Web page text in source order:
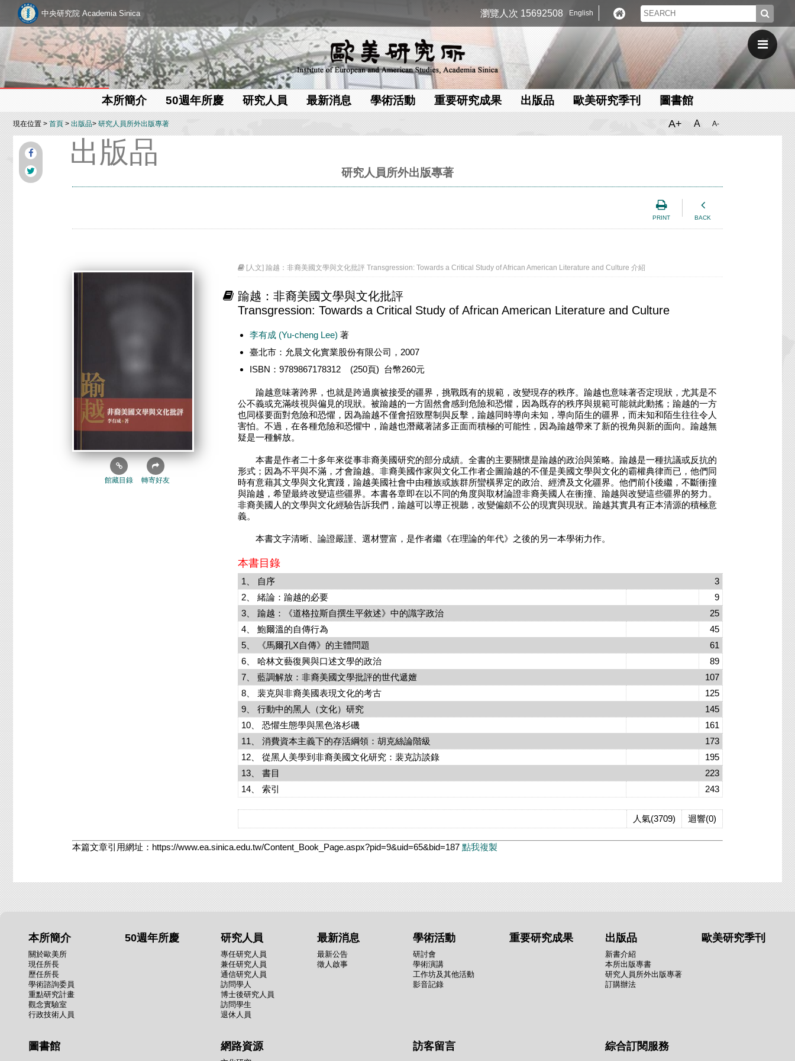
中央研究院 Academia Sinica 瀏覽人次 15692508 English
本所簡介 50週年所慶 研究人員 最新消息 學術活動 重要研究成果 出版品 歐美研究季刊 圖書館
現在位置 >首頁>出版品>研究人員所外出版專著 A+ A A-
出版品
研究人員所外出版專著
PRINT BACK
館藏目錄 轉寄好友
[人文] 踰越：非裔美國文學與文化批評 Transgression: Towards a Critical Study of African American Literature and Culture 介紹
踰越：非裔美國文學與文化批評
Transgression: Towards a Critical Study of African American Literature and Culture
李有成 (Yu-cheng Lee) 著
臺北市：允晨文化實業股份有限公司，2007
ISBN：9789867178312 (250頁) 台幣260元
踰越意味著跨界，也就是跨過廣被接受的疆界，挑戰既有的規範，改變現存的秩序。踰越也意味著否定現狀，尤其是不
公不義或充滿歧視與偏見的現狀。被踰越的一方固然會感到危險和恐懼，因為既存的秩序與規範可能就此動搖；踰越的一方
也同樣要面對危險和恐懼，因為踰越不僅會招致壓制與反擊，踰越同時導向未知，導向陌生的疆界，而未知和陌生往往令人
害怕。不過，在各種危險和恐懼中，踰越也潛藏著諸多正面而積極的可能性，因為踰越帶來了新的視角與新的面向。踰越無
疑是一種解放。
本書是作者二十多年來從事非裔美國研究的部分成績。全書的主要關懷是踰越的政治與策略。踰越是一種抗議或反抗的
形式；因為不平與不滿，才會踰越。非裔美國作家與文化工作者企圖踰越的不僅是美國文學與文化的霸權典律而已，他們同
時有意藉其文學與文化實踐，踰越美國社會中由種族或族群所蠻橫界定的政治、經濟及文化疆界。他們前仆後繼，不斷衝撞
與踰越，希望最終改變這些疆界。本書各章即在以不同的角度與取材論證非裔美國人在衝撞、踰越與改變這些疆界的努力。
非裔美國人的文學與文化經驗告訴我們，踰越可以導正視聽，改變偏頗不公的現實與現狀。踰越其實具有正本清源的積極意
義。
本書文字清晰、論證嚴謹、選材豐富，是作者繼《在理論的年代》之後的另一本學術力作。
本書目錄
1、 自序
3
2、 緒論：踰越的必要
9
3、 踰越：《道格拉斯自撰生平敘述》中的識字政治
25
4、 鮑爾溫的自傳行為
45
5、 《馬爾孔X自傳》的主體問題
61
6、 哈林文藝復興與口述文學的政治
89
7、 藍調解放：非裔美國文學批評的世代遞嬗
107
8、 裴克與非裔美國表現文化的考古
125
9、 行動中的黑人（文化）研究
145
10、 恐懼生態學與黑色洛杉磯
161
11、 消費資本主義下的存活綱領：胡克絲論階級
173
12、 從黑人美學到非裔美國文化研究：裴克訪談錄
195
13、 書目
223
14、 索引
243
迴響(0)
人氣(3709)
本篇文章引用網址： https://www.ea.sinica.edu.tw/Content_Book_Page.aspx?pid=9&uid=65&bid=187 點我複製
本所簡介
關於歐美所
現任所長
歷任所長
學術諮詢委員
重點研究計畫
觀念實驗室
行政技術人員
50週年所慶 研究人員
專任研究人員
兼任研究人員
通信研究人員
訪問學人
博士後研究人員
訪問學生
退休人員
最新消息
最新公告
徵人啟事
學術活動
研討會
學術演講
工作坊及其他活動
影音記錄
重要研究成果 出版品
新書介紹
本所出版專書
研究人員所外出版專著
訂購辦法
歐美研究季刊
圖書館 網路資源 訪客留言 綜合訂閱服務